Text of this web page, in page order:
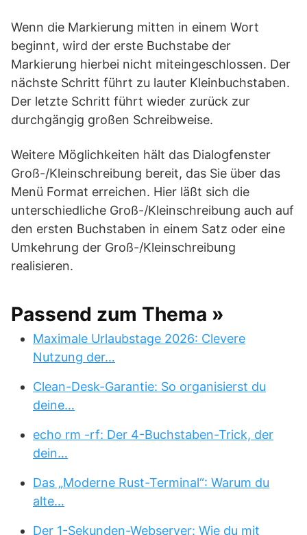
Wenn die Markierung mitten in einem Wort
beginnt, wird der erste Buchstabe der
Markierung hierbei nicht miteingeschlossen. Der
nächste Schritt führt zu lauter Kleinbuchstaben.
Der letzte Schritt führt wieder zurück zur
durchgängig großen Schreibweise.
Weitere Möglichkeiten hält das Dialogfenster
Groß-/Kleinschreibung bereit, das Sie über das
Menü Format erreichen. Hier läßt sich die
unterschiedliche Groß-/Kleinschreibung auch auf
den ersten Buchstaben in einem Satz oder eine
Umkehrung der Groß-/Kleinschreibung
realisieren.
Passend zum Thema »
Maximale Urlaubstage 2026: Clevere
Nutzung der…
Clean-Desk-Garantie: So organisierst du
deine…
echo rm -rf: Der 4-Buchstaben-Trick, der
dein…
Das „Moderne Rust-Terminal“: Warum du
alte…
Der 1-Sekunden-Webserver: Wie du mit